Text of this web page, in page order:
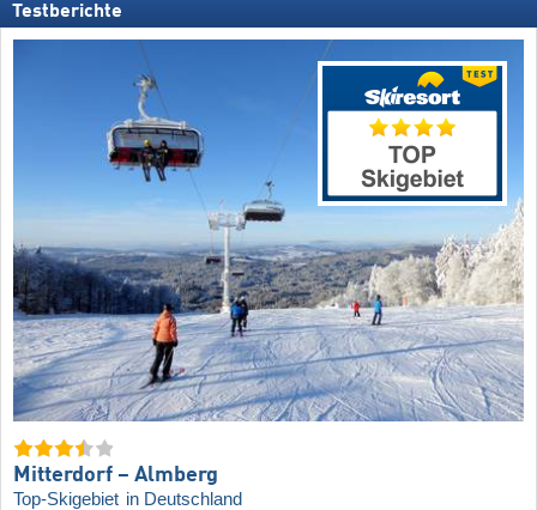
Testberichte
Mitterdorf – Almberg
Top-Skigebiet in Deutschland